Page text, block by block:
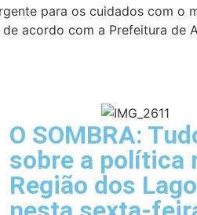
para os cuidados com o
acordo com a Prefeitura de
O SOMBRA:
sobre a política
Região dos